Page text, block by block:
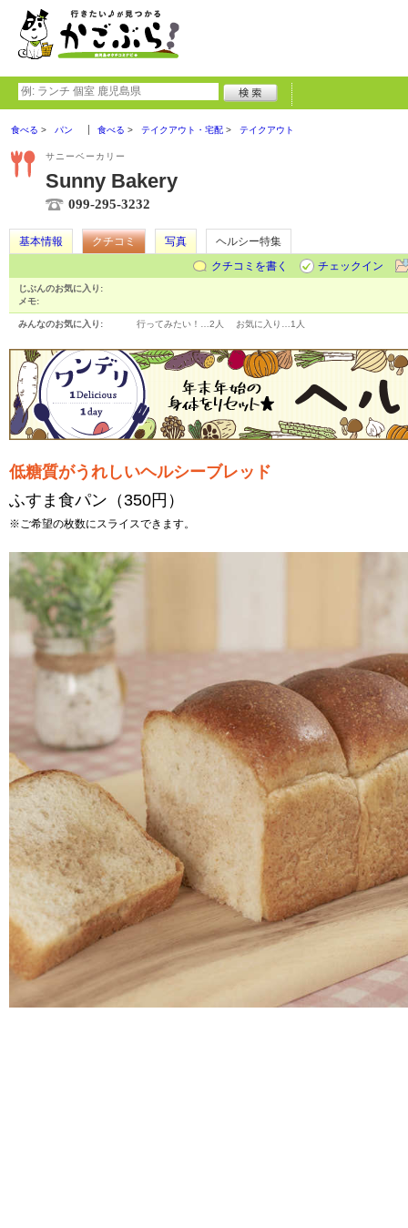
食べる パン 食べる テイクアウト・宅配 テイクアウト
サニーベーカリー
Sunny Bakery
099-295-3232
基本情報 クチコミ 写真
ヘルシー特集
クチコミを書く
チェックイン
じぶんのお気に入り:
メモ:
みんなのお気に入り: 行ってみたい！… 2人 お気に入り… 1人
低糖質がうれしいヘルシーブレッド
ふすま食パン（350円）
※ご希望の枚数にスライスできます。